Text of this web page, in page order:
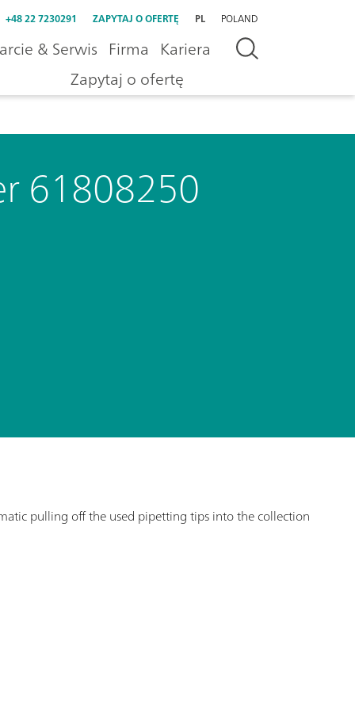
+48 22 7230291 ZAPYTAJ O OFERTĘ PL POLAND
& Serwis Firma Kariera
Zapytaj o ofertę
61808250
pulling off the used pipetting tips into the collection